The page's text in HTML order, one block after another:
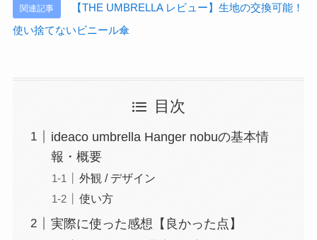
関連記事
【THE UMBRELLA レビュー】生地の交換可能！
使い捨てないビニール傘
目次
ideaco umbrella Hanger nobuの基本情
報・概要
外観 / デザイン
使い方
実際に使った感想【良かった点】